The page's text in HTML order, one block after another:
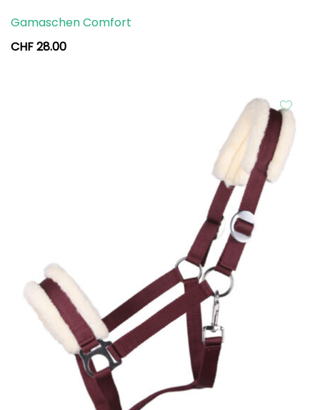
Gamaschen Comfort
CHF28.00